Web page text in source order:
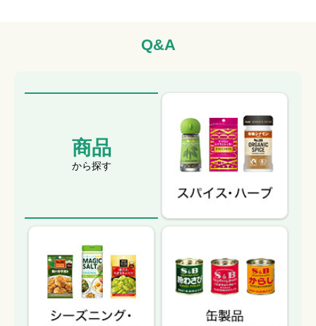
Q&A
商品
から探す